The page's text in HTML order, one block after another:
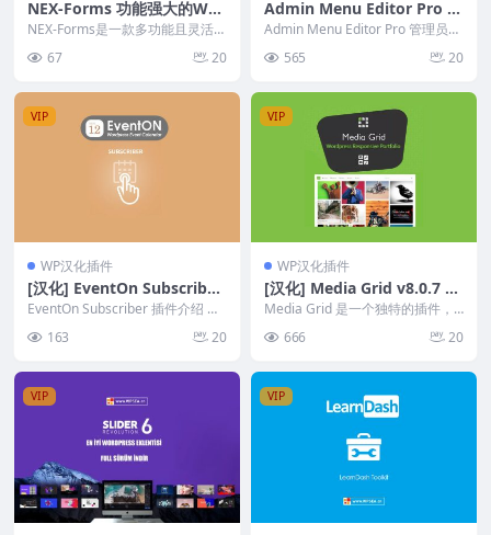
NEX-Forms 功能强大的Wor
dPress表单构建插件
NEX-Forms是一款多功能且灵活的
从简...
67 20
Admin Menu Editor Pro 2.
20 管理员菜单编辑器专业版
Admin Menu Editor Pro 管理员菜
565 20
VIP
WP汉化插件
[汉化] EventOn Subscriber
v1.3.8 新事件新闻订阅插件
EventOn Subscriber 插件介绍 使
163 20
VIP
WP汉化插件
[汉化] Media Grid v8.0.7 响
应媒体网格组合插件
Media Grid 是一个独特的插件，
可过滤和分...
666 20
VIP VIP